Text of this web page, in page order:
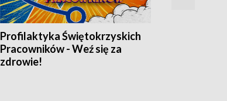
Profilaktyka Świętokrzyskich
Pracowników - Weź się za
zdrowie!